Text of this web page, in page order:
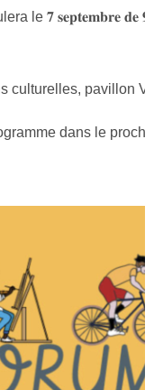
le 𝟕 𝐬𝐞𝐩𝐭𝐞𝐦𝐛𝐫𝐞 𝐝𝐞
culturelles, pavillon
dans le